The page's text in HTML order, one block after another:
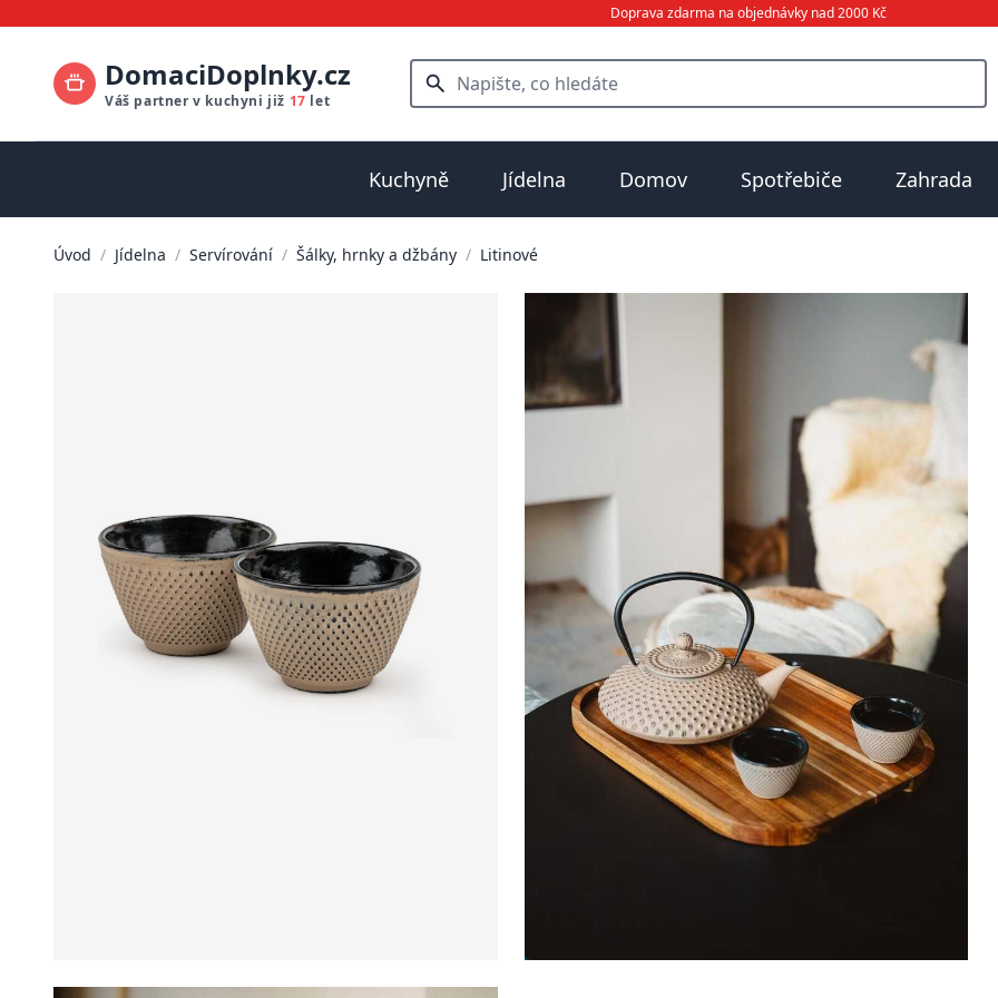
Doprava zdarma na objednávky nad 2000 Kč
DomaciDoplnky.cz
Váš partner v kuchyni již 17 let
Kuchyně Jídelna Domov Spotřebiče Zahrada
Úvod / Jídelna / Servírování / Šálky, hrnky a džbány / Litinové